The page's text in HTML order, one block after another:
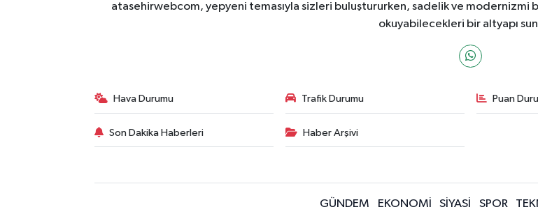
atasehirwebcom, yepyeni temasıyla sizleri buluştururken, sadelik ve modernizmi
okuyabilecekleri bir altyapı
Hava Durumu Trafik Durumu Puan
Son Dakika Haberleri Haber Arşivi
GÜNDEM EKONOMİ SİYASİ SPOR